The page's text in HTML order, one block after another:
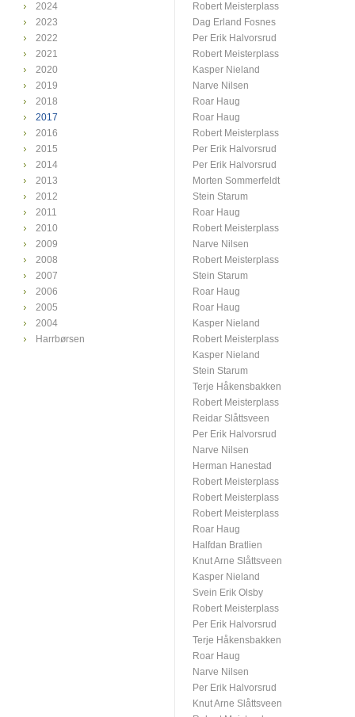
2024
2023
2022
2021
2020
2019
2018
2017
2016
2015
2014
2013
2012
2011
2010
2009
2008
2007
2006
2005
2004
Harrbørsen
Robert Meisterplass
Dag Erland Fosnes
Per Erik Halvorsrud
Robert Meisterplass
Kasper Nieland
Narve Nilsen
Roar Haug
Roar Haug
Robert Meisterplass
Per Erik Halvorsrud
Per Erik Halvorsrud
Morten Sommerfeldt
Stein Starum
Roar Haug
Robert Meisterplass
Narve Nilsen
Robert Meisterplass
Stein Starum
Roar Haug
Roar Haug
Kasper Nieland
Robert Meisterplass
Kasper Nieland
Stein Starum
Terje Håkensbakken
Robert Meisterplass
Reidar Slåttsveen
Per Erik Halvorsrud
Narve Nilsen
Herman Hanestad
Robert Meisterplass
Robert Meisterplass
Robert Meisterplass
Roar Haug
Halfdan Bratlien
Knut Arne Slåttsveen
Kasper Nieland
Svein Erik Olsby
Robert Meisterplass
Per Erik Halvorsrud
Terje Håkensbakken
Roar Haug
Narve Nilsen
Per Erik Halvorsrud
Knut Arne Slåttsveen